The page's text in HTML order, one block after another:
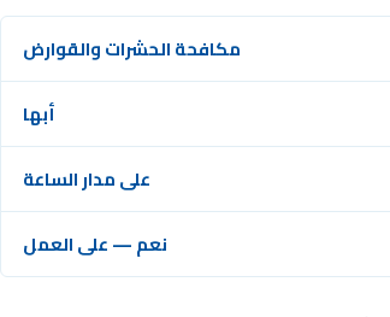
مكافحة الحشرات والقوارض
أبها
على مدار الساعة
نعم — على العمل